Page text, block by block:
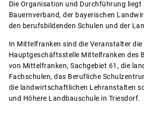
Die Organisation und Durchführung liegt
Bauernverband, der bayerischen
den berufsbildenden Schulen und der
In Mittelfranken sind die Veranstalter die
Hauptgeschäftsstelle Mittelfranken des
von Mittelfranken, Sachgebiet 61, die
Fachschulen, das Berufliche
die landwirtschaftlichen Lehranstalten
und Höhere Landbauschule in Triesdorf.